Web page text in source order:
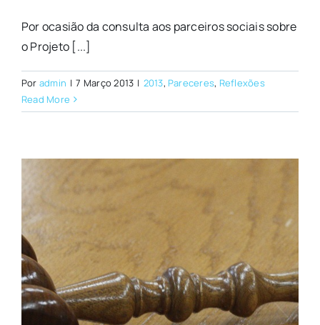
Por ocasião da consulta aos parceiros sociais sobre
o Projeto [...]
Por admin | 7 Março 2013 | 2013, Pareceres, Reflexões
Read More